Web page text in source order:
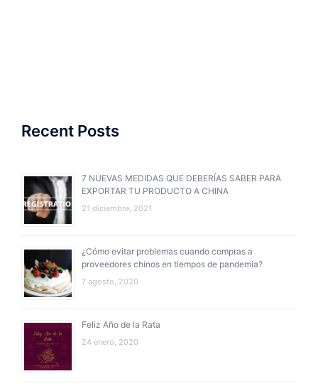
Recent Posts
7 NUEVAS MEDIDAS QUE DEBERÍAS SABER PARA
EXPORTAR TU PRODUCTO A CHINA
21 diciembre, 2021
¿Cómo evitar problemas cuando compras a
proveedores chinos en tiempos de pandemia?
7 agosto, 2020
Feliz Año de la Rata
24 enero, 2020